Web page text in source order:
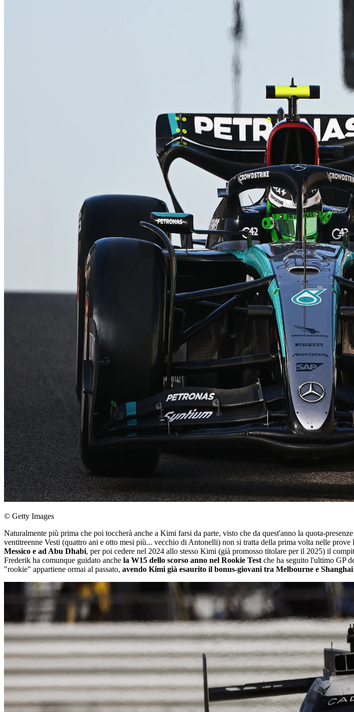
© Getty Images
Naturalmente più prima che poi toccherà anche a Kimi farsi da parte, visto che da quest'anno la quota-
ventitreenne Vesti (quattro ani e otto mesi più... vecchio di Antonelli) non si tratta della prima volta nelle prove
Messico e ad Abu Dhabi, per poi cedere nel 2024 allo stesso Kimi (già promosso titolare per il 2025) il
Frederik ha comunque guidato anche la W15 dello scorso anno nel Rookie Test che ha seguito l'ultimo GP
"rookie" appartiene ormai al passato, avendo Kimi già esaurito il bonus-giovani tra Melbourne e Shanghai